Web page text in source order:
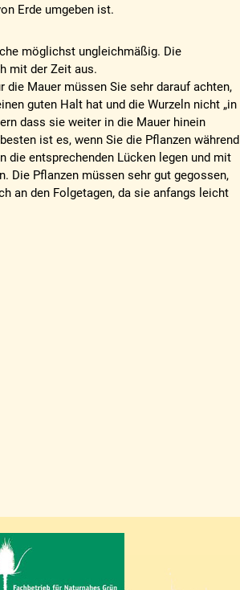
Erde umgeben ist.
möglichst ungleichmäßig. Die
mit der Zeit aus.
die Mauer müssen Sie sehr darauf achten,
guten Halt hat und die Wurzeln nicht „in
dass sie weiter in die Mauer hinein
ist es, wenn Sie die Pflanzen während
die entsprechenden Lücken legen und mit
Die Pflanzen müssen sehr gut gegossen,
an den Folgetagen, da sie anfangs leicht